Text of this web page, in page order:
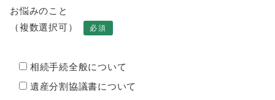
お悩みのこと
（複数選択可）
必須
相続手続全般について
遺産分割協議書について